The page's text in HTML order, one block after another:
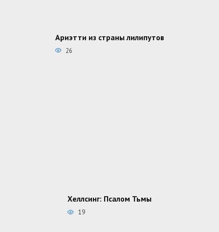
Ариэтти из страны лилипутов
26
Хеллсинг: Псалом Тьмы
19